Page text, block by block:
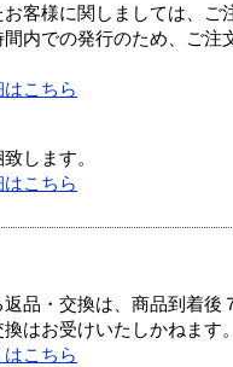
客様に関しましては、ご
内での発行のため、ご
こちら
します。
こちら
品・交換は、商品到着
はお受けいたしかねます。
こちら